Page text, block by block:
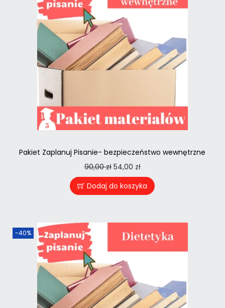
Pakiet Zaplanuj Pisanie- bezpieczeństwo wewnętrzne
90,00zł 54,00 zł
Dodaj do koszyka
-40%